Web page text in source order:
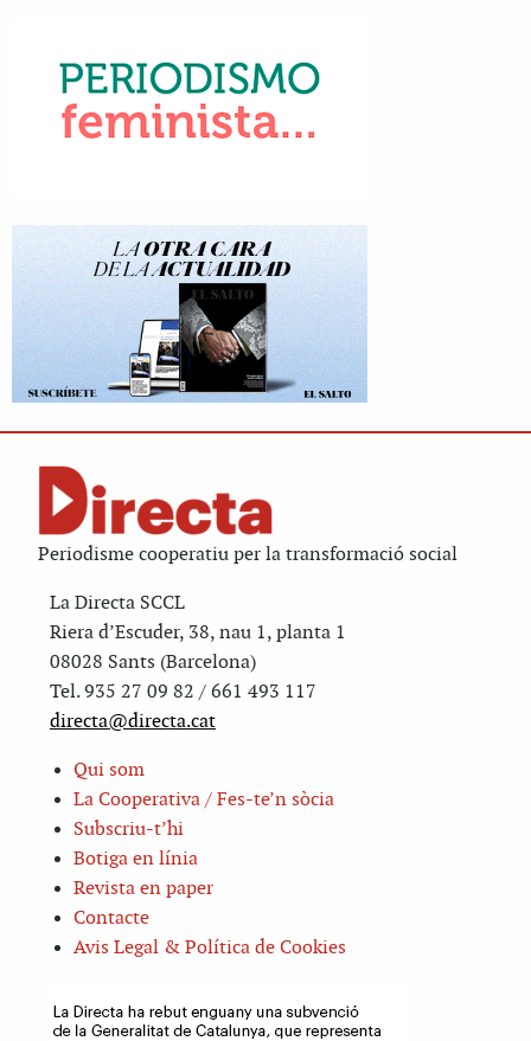
Periodisme cooperatiu per la transformació social
La Directa SCCL
Riera d’Escuder, 38, nau 1, planta 1
08028 Sants (Barcelona)
Tel. 935 27 09 82 / 661 493 117
directa@directa.cat
Qui som
La Cooperativa / Fes-te’n sòcia
Subscriu-t’hi
Botiga en línia
Revista en paper
Contacte
Avis Legal & Política de Cookies